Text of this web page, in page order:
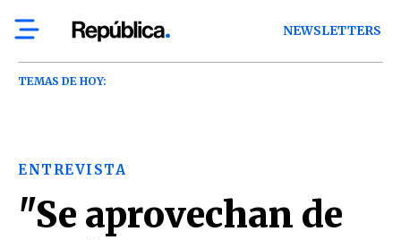
NEWSLETTERS
TEMAS DE HOY:
ENTREVISTA
"Se aprovechan de